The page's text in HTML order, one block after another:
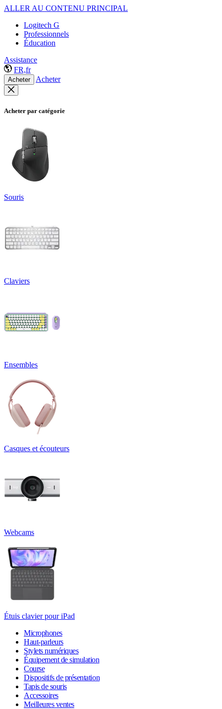
ALLER AU CONTENU PRINCIPAL
Logitech G
Professionnels
Éducation
Assistance
FR,fr
Acheter Acheter
Acheter par catégorie
Souris
Claviers
Ensembles
Casques et écouteurs
Webcams
Étuis clavier pour iPad
Microphones
Haut-parleurs
Stylets numériques
Équipement de simulation
Course
Dispositifs de présentation
Tapis de souris
Accessoires
Meilleures ventes